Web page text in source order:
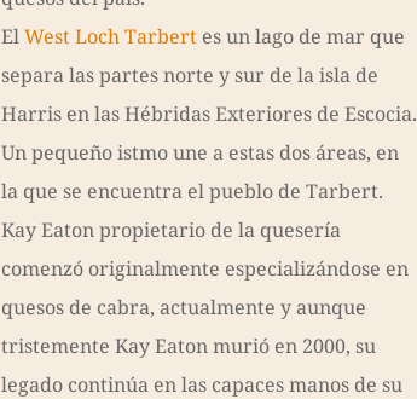
ElWest Loch Tarbertes un lago de mar que
separa las partes norte y sur de la isla de
Harris en las Hébridas Exteriores de Escocia.
Un pequeño istmo une a estas dos áreas, en
la que se encuentra el pueblo de Tarbert.
Kay Eaton propietario de la quesería
comenzó originalmente especializándose en
quesos de cabra, actualmente y aunque
tristemente Kay Eaton murió en 2000, su
legado continúa en las capaces manos de su